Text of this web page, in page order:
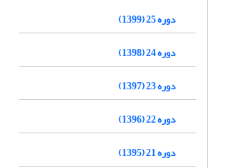
دوره 25 (1399)
دوره 24 (1398)
دوره 23 (1397)
دوره 22 (1396)
دوره 21 (1395)